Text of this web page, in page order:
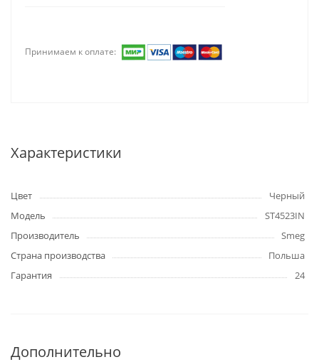
Принимаем к оплате:
Характеристики
Цвет
Черный
Модель
ST4523IN
Производитель
Smeg
Страна производства
Польша
Гарантия
24
Дополнительно